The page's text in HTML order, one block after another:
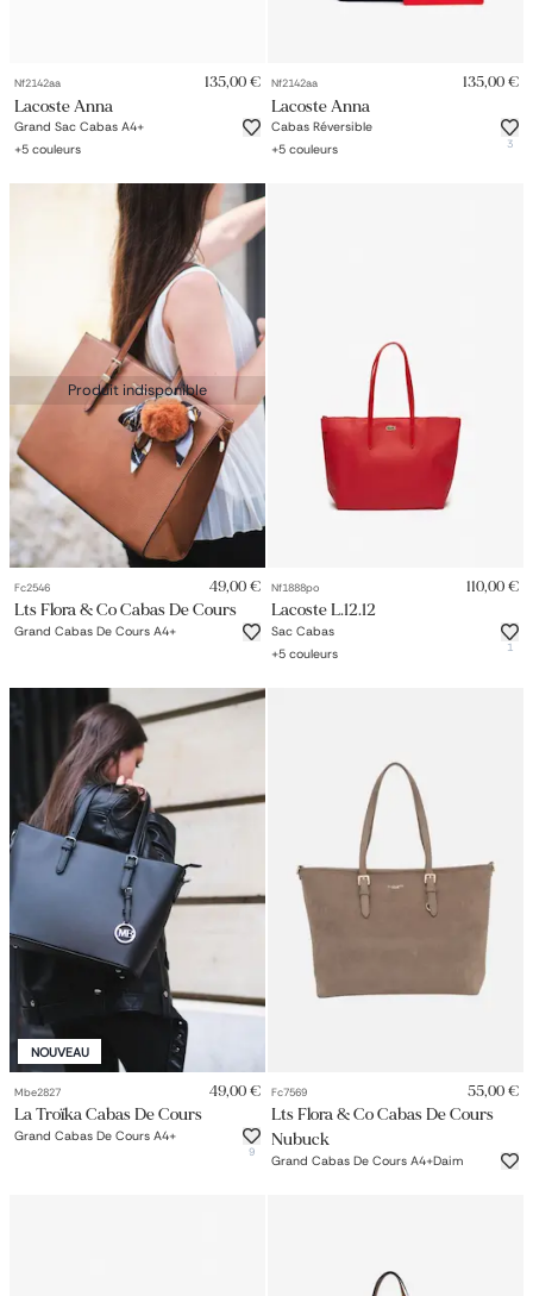
Nf2142aa 135,00 €
Lacoste Anna
Grand Sac Cabas A4+
+5 couleurs
Nf2142aa 135,00 €
Lacoste Anna
Cabas Réversible
3
+5 couleurs
Produit indisponible
Fc2546 49,00 €
Lts Flora & Co Cabas De Cours
Grand Cabas De Cours A4+
Nf1888po 110,00 €
Lacoste L.12.12
Sac Cabas
1
+5 couleurs
NOUVEAU
Mbe2827 49,00 €
La Troïka Cabas De Cours
Grand Cabas De Cours A4+
9
Fc7569 55,00 €
Lts Flora & Co Cabas De Cours
Nubuck
Grand Cabas De Cours A4+daim